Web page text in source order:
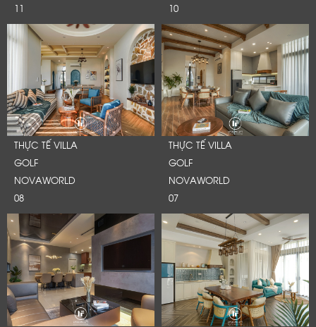
11
10
THỰC TẾ VILLA
GOLF
NOVAWORLD
08
THỰC TẾ VILLA
GOLF
NOVAWORLD
07